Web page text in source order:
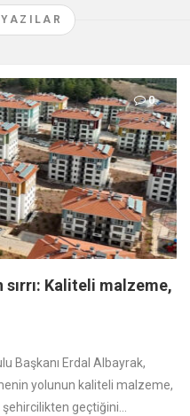
0
Kaliteli malzeme,
Başkanı Erdal Albayrak,
yolunun kaliteli malzeme,
geçtiğini...